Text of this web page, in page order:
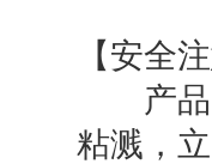
【安全
产品为
粘溅，